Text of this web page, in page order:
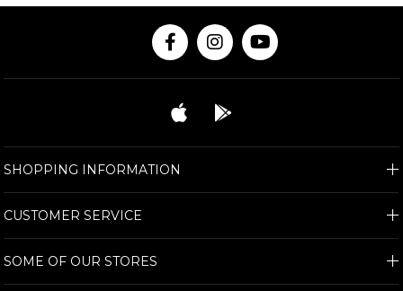
SHOPPING INFORMATION
CUSTOMER SERVICE
SOME OF OUR STORES